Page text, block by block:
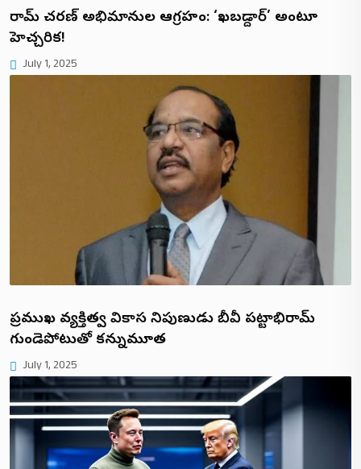
రామ్ చరణ్ అభిమానుల ఆగ్రహం: ‘ఖబడ్దార్’ అంటూ
హెచ్చరిక!
July 1, 2025
ప్రముఖ వ్యక్తిత్వ వికాస నిపుణుడు బీవీ పట్టాభిరామ్
గుండెపోటుతో కన్నుమూత
July 1, 2025